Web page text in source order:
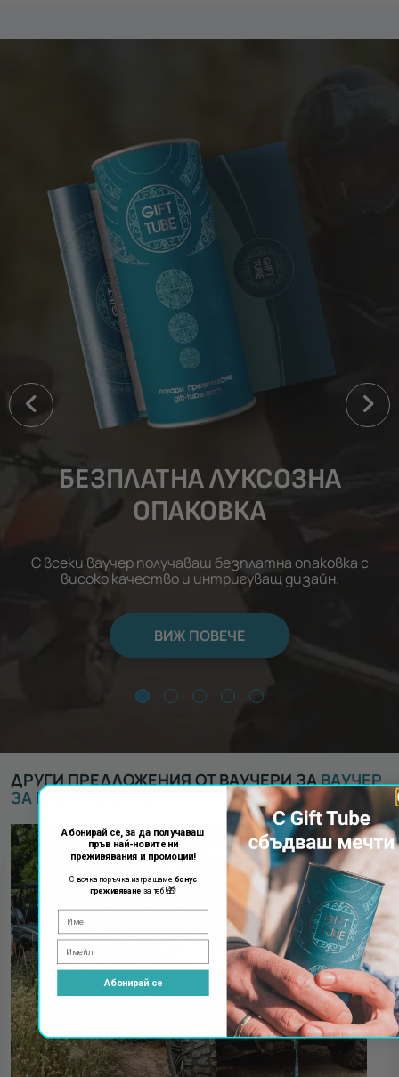
БЕЗПЛАТНА ЛУКСОЗНА
ОПАКОВКА
С всеки ваучер получаваш безплатна опаковка с
високо качество и интригуващ дизайн.
ВИЖ ПОВЕЧЕ
ДРУГИ ПРЕДЛОЖЕНИЯ ОТ ВАУЧЕРИ ЗАВАУЧЕР
ЗА ПРЕЖИВЯВАНЕ
Абонирай се, за да получаваш
пръв най-новите ни
преживявания и промоции!
С всяка поръчка изпращаме бонус
преживяване за теб!🎁
Абонирай се